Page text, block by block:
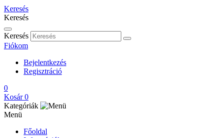
Keresés
Keresés
Keresés
Fiókom
Bejelentkezés
Regisztráció
0
Kosár 0
Kategóriák
Menü
Főoldal